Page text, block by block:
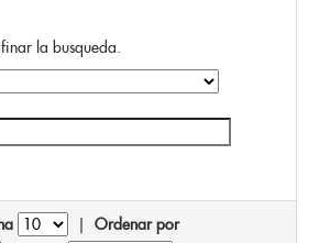
la busqueda.
| Ordenar por